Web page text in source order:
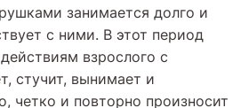
занимается долго и
с ними. В этот период
взрослого с
стучит, вынимает и
четко и повторно произносит